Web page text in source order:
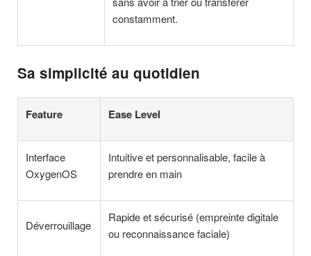
constamment.
Sa simplicité au quotidien
Feature Ease Level
Interface
OxygenOS
Intuitive et personnalisable, facile à
prendre en main
Déverrouillage
Rapide et sécurisé (empreinte digitale
ou reconnaissance faciale)